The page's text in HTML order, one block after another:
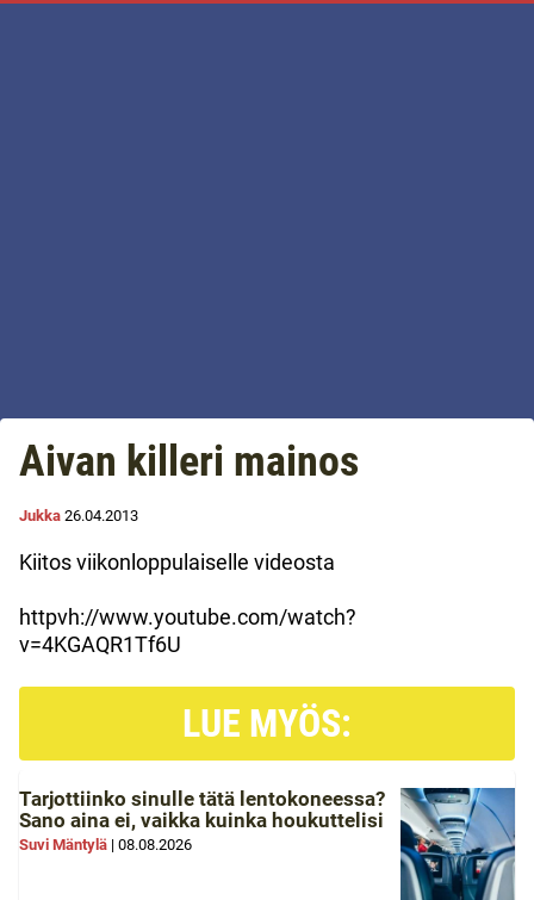
Aivan killeri mainos
Jukka 26.04.2013
Kiitos viikonloppulaiselle videosta
httpvh://www.youtube.com/watch?
v=4KGAQR1Tf6U
LUE MYÖS:
Tarjottiinko sinulle tätä lentokoneessa?
Sano aina ei, vaikka kuinka houkuttelisi
Suvi Mäntylä | 08.08.2026